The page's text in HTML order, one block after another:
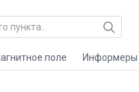
поле Информеры